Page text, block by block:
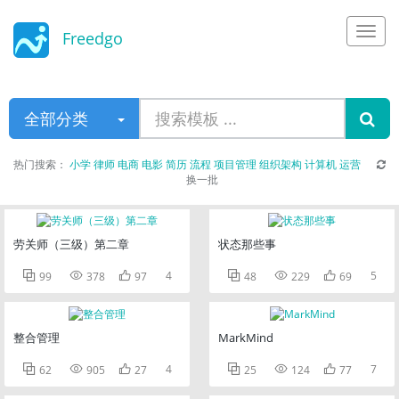
Freedgo
全部分类
热门搜索： 小学律师电商电影简历流程 项目管理 组织架构 计算机运营
换一批
劳关师（三级）第二章
 99  378  97 4
整合管理
 62  905  27 4
状态那些事
 48  229  69 5
MarkMind
 25  124  77 7